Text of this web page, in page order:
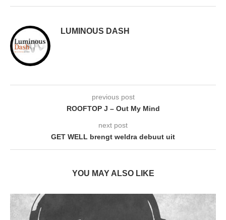
LUMINOUS DASH
previous post
ROOFTOP J – Out My Mind
next post
GET WELL brengt weldra debuut uit
YOU MAY ALSO LIKE